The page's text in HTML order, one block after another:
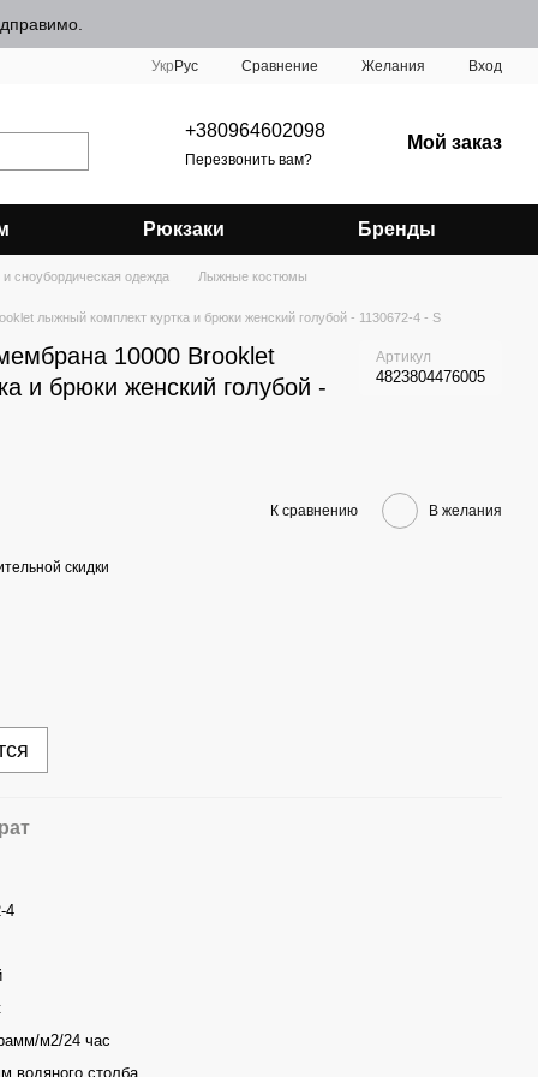
Укр Рус Сравнение Желания Вход
+380964602098
Перезвонить вам?
Мой заказ
Рюкзаки Бренды
сноубордическая одежда
Лыжные костюмы
лыжный комплект куртка и брюки женский голубой - 1130672-4 - S
10000 Brooklet
и брюки женский голубой -
Артикул
4823804476005
К сравнению В желания
скидки
4
м2/24 час
водяного столба